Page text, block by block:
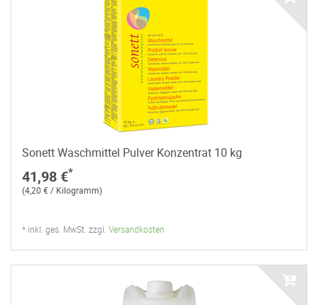
Sonett Waschmittel Pulver Konzentrat 10 kg
41,98 €*
(4,20 € / Kilogramm)
* inkl. ges. MwSt. zzgl. Versandkosten